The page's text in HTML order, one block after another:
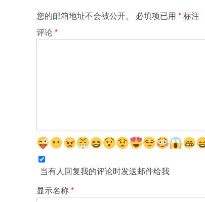
您的邮箱地址不会被公开。
必填项已用 *标注
评论*
当有人回复我的评论时发送邮件给我
显示名称*